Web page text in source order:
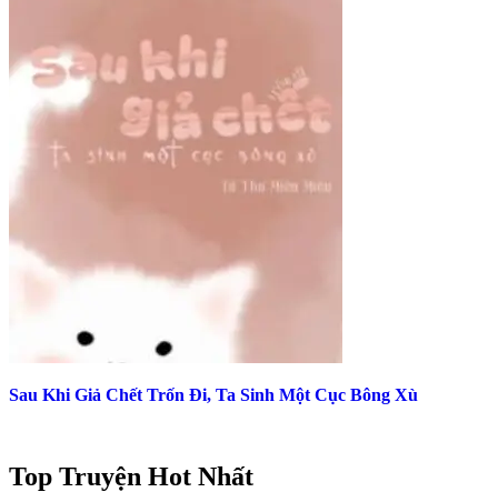
Sau Khi Giả Chết Trốn Đi, Ta Sinh Một Cục Bông Xù
Top Truyện Hot Nhất